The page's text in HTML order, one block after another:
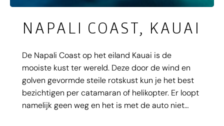
NAPALI COAST, KAUAI
De Napali Coast op het eiland Kauai is de
mooiste kust ter wereld. Deze door de wind en
golven gevormde steile rotskust kun je het best
bezichtigen per catamaran of helikopter. Er loopt
namelijk geen weg en het is met de auto niet